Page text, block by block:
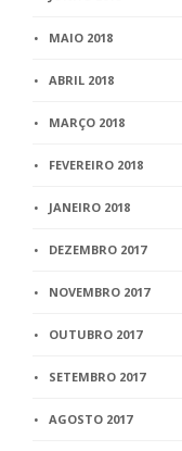
MAIO 2018
ABRIL 2018
MARÇO 2018
FEVEREIRO 2018
JANEIRO 2018
DEZEMBRO 2017
NOVEMBRO 2017
OUTUBRO 2017
SETEMBRO 2017
AGOSTO 2017